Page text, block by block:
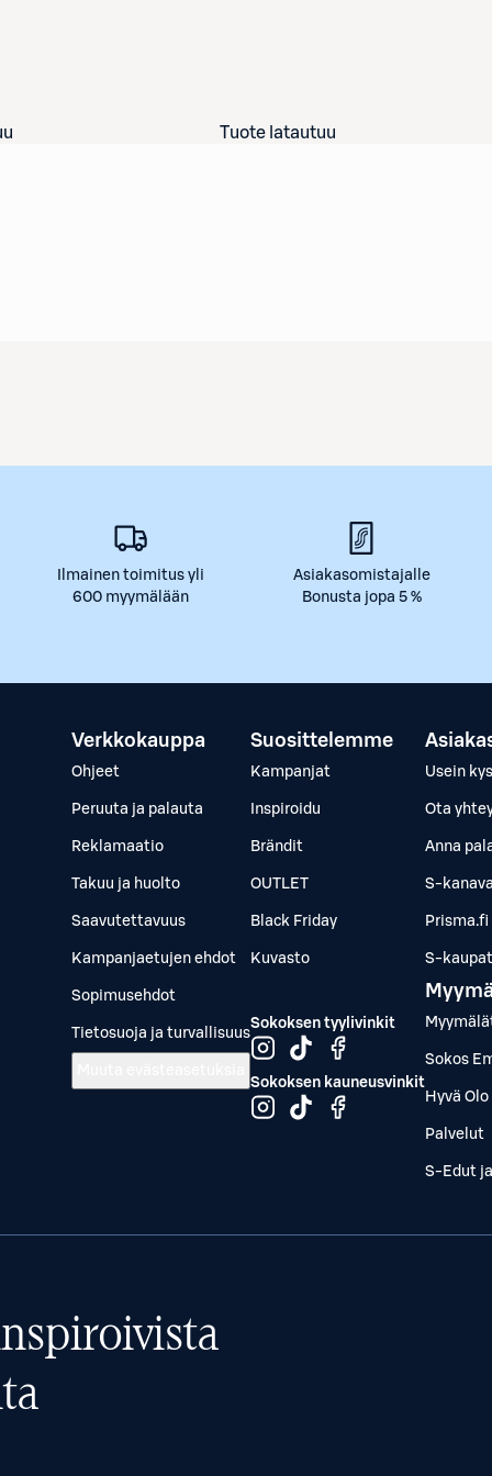
Tuote latautuu
Ilmainen toimitus yli
600 myymälään
Asiakasomistajalle
Bonusta jopa 5 %
Verkkokauppa
Ohjeet
Peruuta ja palauta
Reklamaatio
Takuu ja huolto
Saavutettavuus
Kampanjaetujen ehdot
Sopimusehdot
Tietosuoja ja turvallisuus
Suosittelemme
Kampanjat
Inspiroidu
Brändit
OUTLET
Black Friday
Kuvasto
Sokoksen tyylivinkit
Sokoksen kauneusvinkit
Usein
Ota
Anna
S-
Prisma.fi
S-
Sokos
Hyvä
Palvelut
S-Edut